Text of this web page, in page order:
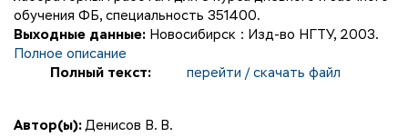
обучения ФБ, специальность 351400.
Выходные данные: Новосибирск : Изд-во НГТУ, 2003.
Полное описание
Полный текст:
перейти / скачать файл
Автор(ы): Денисов В. В.